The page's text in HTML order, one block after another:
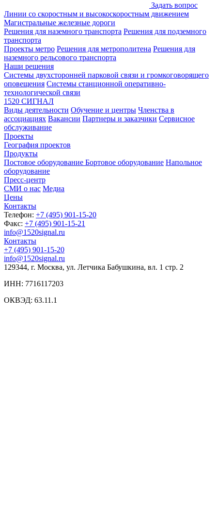
Задать вопрос
Линии со скоростным и высокоскоростным движением
Магистральные железные дороги
Решения для наземного транспорта Решения для подземного
транспорта
Проекты метро Решения для метрополитена Решения для
наземного рельсового транспорта
Наши решения
Системы двухсторонней парковой связи и громкоговорящего
оповещения Системы станционной оперативно-
технологической связи
1520 СИГНАЛ
Виды деятельности Обучение и центры Членства в
ассоциациях Вакансии Партнеры и заказчики Сервисное
обслуживание
Проекты
География проектов
Продукты
Постовое оборудование Бортовое оборудование Напольное
оборудование
Пресс-центр
СМИ о нас Медиа
Цены
Контакты
Телефон: +7 (495) 901-15-20
Факс: +7 (495) 901-15-21
info@1520signal.ru
Контакты
+7 (495) 901-15-20
info@1520signal.ru
129344, г. Москва, ул. Летчика Бабушкина, вл. 1 стр. 2
ИНН: 7716117203
ОКВЭД: 63.11.1